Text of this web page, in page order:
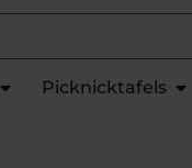
Picknicktafels